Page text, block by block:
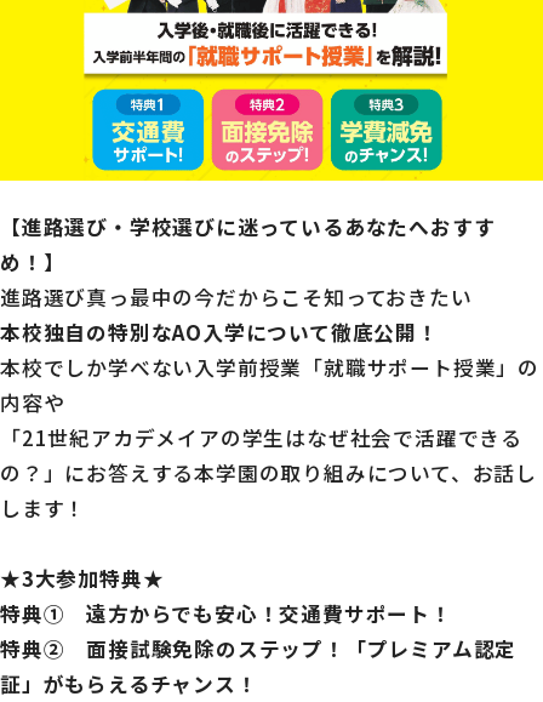
【進路選び・学校選びに迷っているあなたへおすす
め！】
進路選び真っ最中の今だからこそ知っておきたい
本校独自の特別なAO入学について徹底公開！
本校でしか学べない入学前授業「就職サポート授業」の
内容や
「21世紀アカデメイアの学生はなぜ社会で活躍できる
の？」にお答えする本学園の取り組みについて、お話し
します！
★3大参加特典★
特典① 遠方からでも安心！交通費サポート！
特典② 面接試験免除のステップ！「プレミアム認定
証」がもらえるチャンス！